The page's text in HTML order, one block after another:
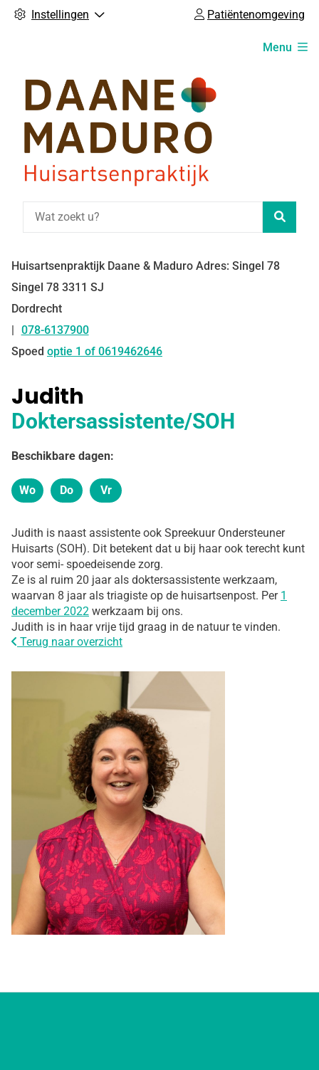
Instellingen Patiëntenomgeving
Menu
Huisartsenpraktijk Daane & Maduro Adres: Singel 78
Singel 78 3311 SJ
Dordrecht
Tel:
078-6137900
Spoed optie 1 of 0619462646
Judith
Doktersassistente/SOH
Beschikbare dagen:
Woensdag
Wo Donderdag
Do Vrijdag
Vr
Judith is naast assistente ook Spreekuur Ondersteuner
Huisarts (SOH). Dit betekent dat u bij haar ook terecht kunt
voor semi- spoedeisende zorg.
Ze is al ruim 20 jaar als doktersassistente werkzaam,
waarvan 8 jaar als triagiste op de huisartsenpost. Per 1
december 2022 werkzaam bij ons.
Judith is in haar vrije tijd graag in de natuur te vinden.
Terug naar overzicht